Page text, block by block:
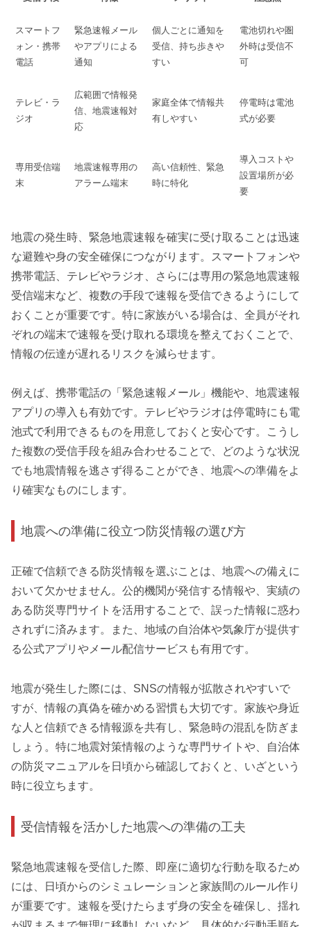
スマートフ
ォン・携帯
電話
緊急速報メール
やアプリによる
通知
個人ごとに通知を
受信、持ち歩きや
すい
電池切れや圏
外時は受信不
可
テレビ・ラ
ジオ
広範囲で情報発
信、地震速報対
応
家庭全体で情報共
有しやすい
停電時は電池
式が必要
専用受信端
末
地震速報専用の
アラーム端末
高い信頼性、緊急
時に特化
導入コストや
設置場所が必
要
地震の発生時、緊急地震速報を確実に受け取ることは迅速
な避難や身の安全確保につながります。スマートフォンや
携帯電話、テレビやラジオ、さらには専用の緊急地震速報
受信端末など、複数の手段で速報を受信できるようにして
おくことが重要です。特に家族がいる場合は、全員がそれ
ぞれの端末で速報を受け取れる環境を整えておくことで、
情報の伝達が遅れるリスクを減らせます。
例えば、携帯電話の「緊急速報メール」機能や、地震速報
アプリの導入も有効です。テレビやラジオは停電時にも電
池式で利用できるものを用意しておくと安心です。こうし
た複数の受信手段を組み合わせることで、どのような状況
でも地震情報を逃さず得ることができ、地震への準備をよ
り確実なものにします。
地震への準備に役立つ防災情報の選び方
正確で信頼できる防災情報を選ぶことは、地震への備えに
おいて欠かせません。公的機関が発信する情報や、実績の
ある防災専門サイトを活用することで、誤った情報に惑わ
されずに済みます。また、地域の自治体や気象庁が提供す
る公式アプリやメール配信サービスも有用です。
地震が発生した際には、SNSの情報が拡散されやすいで
すが、情報の真偽を確かめる習慣も大切です。家族や身近
な人と信頼できる情報源を共有し、緊急時の混乱を防ぎま
しょう。特に地震対策情報のような専門サイトや、自治体
の防災マニュアルを日頃から確認しておくと、いざという
時に役立ちます。
受信情報を活かした地震への準備の工夫
緊急地震速報を受信した際、即座に適切な行動を取るため
には、日頃からのシミュレーションと家族間のルール作り
が重要です。速報を受けたらまず身の安全を確保し、揺れ